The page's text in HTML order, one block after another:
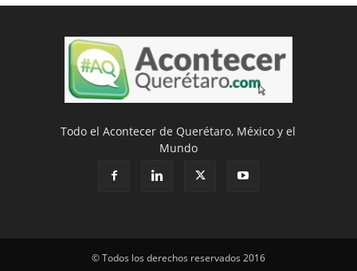
Todo el Acontecer de Querétaro, México y el
Mundo
© Todos los derechos reservados 2016